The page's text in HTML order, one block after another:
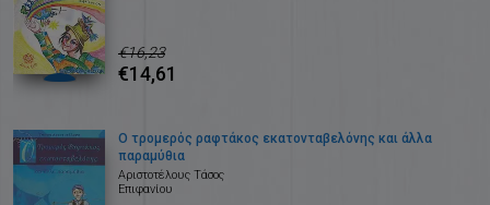
€16,23
€14,61
Ο τρομερός ραφτάκος εκατονταβελόνης και άλλα
παραμύθια
Αριστοτέλους Τάσος
Επιφανίου